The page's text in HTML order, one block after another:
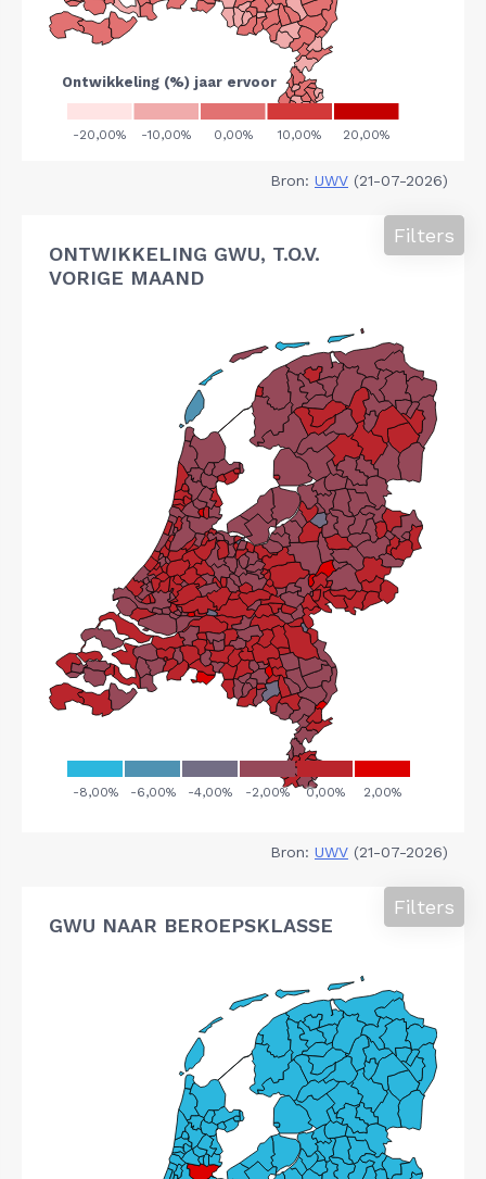
Bron: UWV (21-07-2026)
ONTWIKKELING GWU, T.O.V.
VORIGE MAAND
Filters
Bron: UWV (21-07-2026)
GWU NAAR BEROEPSKLASSE
Filters